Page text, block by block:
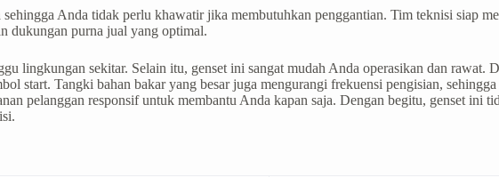
Anda tidak perlu khawatir jika membutuhkan penggantian. Tim teknisi siap
dukungan purna jual yang optimal.
lingkungan sekitar. Selain itu, genset ini sangat mudah Anda operasikan dan rawat.
start. Tangki bahan bakar yang besar juga mengurangi frekuensi pengisian,
pelanggan responsif untuk membantu Anda kapan saja. Dengan begitu, genset ini